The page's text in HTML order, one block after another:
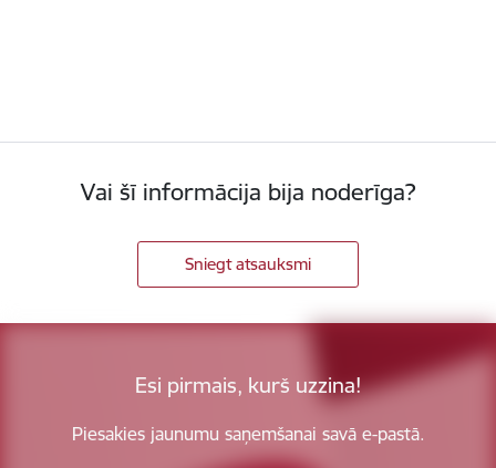
Vai šī informācija bija noderīga?
Sniegt atsauksmi
Esi pirmais, kurš uzzina!
Piesakies jaunumu saņemšanai savā e-pastā.